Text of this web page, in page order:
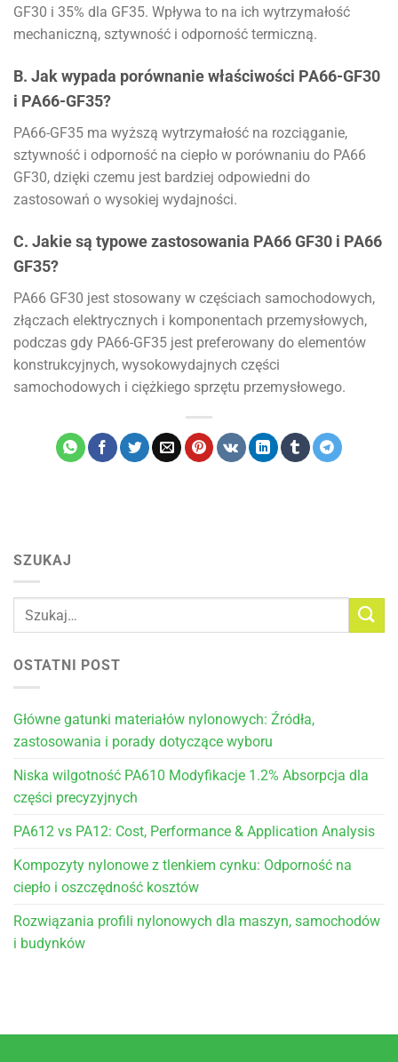
GF30 i 35% dla GF35. Wpływa to na ich wytrzymałość
mechaniczną, sztywność i odporność termiczną.
B. Jak wypada porównanie właściwości PA66-GF30
i PA66-GF35?
PA66-GF35 ma wyższą wytrzymałość na rozciąganie,
sztywność i odporność na ciepło w porównaniu do PA66
GF30, dzięki czemu jest bardziej odpowiedni do
zastosowań o wysokiej wydajności.
C. Jakie są typowe zastosowania PA66 GF30 i PA66
GF35?
PA66 GF30 jest stosowany w częściach samochodowych,
złączach elektrycznych i komponentach przemysłowych,
podczas gdy PA66-GF35 jest preferowany do elementów
konstrukcyjnych, wysokowydajnych części
samochodowych i ciężkiego sprzętu przemysłowego.
SZUKAJ
OSTATNI POST
Główne gatunki materiałów nylonowych: Źródła,
zastosowania i porady dotyczące wyboru
Niska wilgotność PA610 Modyfikacje 1.2% Absorpcja dla
części precyzyjnych
PA612 vs PA12: Cost, Performance & Application Analysis
Kompozyty nylonowe z tlenkiem cynku: Odporność na
ciepło i oszczędność kosztów
Rozwiązania profili nylonowych dla maszyn, samochodów
i budynków